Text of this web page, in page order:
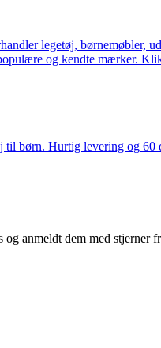
legetøj, børnemøbler,
og kendte mærker.
børn. Hurtig levering og 60
anmeldt dem med